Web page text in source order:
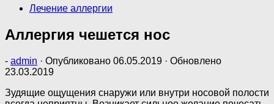
Лечение аллергии
Аллергия чешется нос
- admin · Опубликовано 06.05.2019 · Обновлено
23.03.2019
Зудящие ощущения снаружи или внутри носовой полости